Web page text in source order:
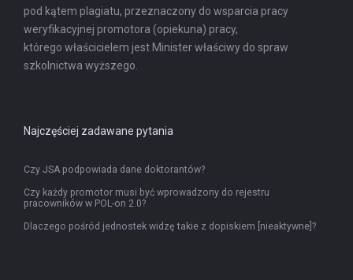
pod kątem plagiatu, przeznaczony do wsparcia pracy
weryfikacyjnej promotora (opiekuna) pracy,
którego właścicielem jest Minister właściwy do spraw
szkolnictwa wyższego.
Najczęściej zadawane pytania
Czy JSA podpowiada dane doktorantów?
Czy każdy promotor musi być wprowadzony do rejestru
pracowników w POL-on 2.0?
Dlaczego pośród jednostek widzę takie z dopiskiem [nieaktywne]?